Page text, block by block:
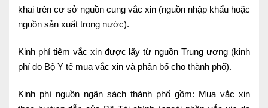
Dịch vụ Y tế gia đình – MEDI-HOME
Lấy mẫu xét nghiệm tại nhà
Bảo hiểm Y tế
TUYỂN DỤNG TRA CỨU HỒ SƠ
khai trên cơ sở nguồn cung vắc xin (nguồn nhập khẩu hoặc
nguồn sản xuất trong nước).
Kinh phí tiêm vắc xin được lấy từ nguồn Trung ương (kinh
phí do Bộ Y tế mua vắc xin và phân bổ cho thành phố).
Kinh phí nguồn ngân sách thành phố gồm: Mua vắc xin